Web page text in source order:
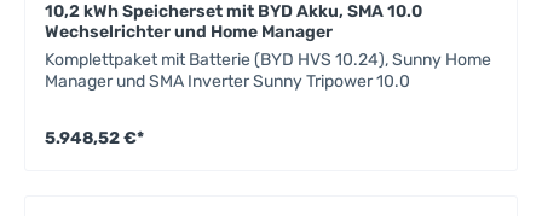
10,2 kWh Speicherset mit BYD Akku, SMA 10.0
Wechselrichter und Home Manager
Komplettpaket mit Batterie (BYD HVS 10.24), Sunny Home
Manager und SMA Inverter Sunny Tripower 10.0
5.948,52 €*